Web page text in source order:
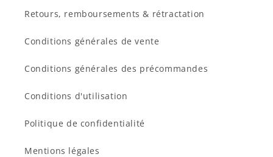
Retours, remboursements & rétractation
Conditions générales de vente
Conditions générales des précommandes
Conditions d'utilisation
Politique de confidentialité
Mentions légales